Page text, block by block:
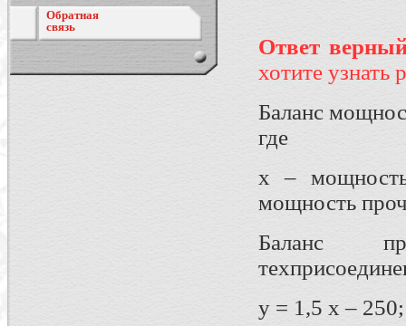
Обратная
связь
Ответ
хотите узнать
Баланс
где
x –
мощность
Баланс
y = 1,5 х – 250;